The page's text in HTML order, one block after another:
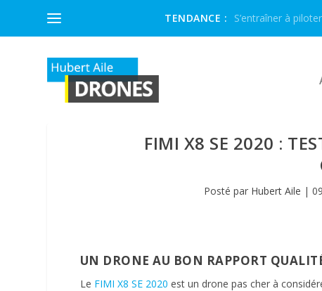
TENDANCE : S’entraîner à
FIMI X8 SE 2020 :
Posté par Hubert Aile |
UN DRONE AU BON RAPPORT
Le FIMI X8 SE 2020 est un drone pas cher à